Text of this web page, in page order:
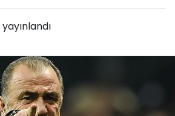
yayınlandı